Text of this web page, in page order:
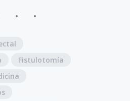
Fistulotomía